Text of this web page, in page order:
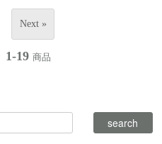
Next »
1-19 商品